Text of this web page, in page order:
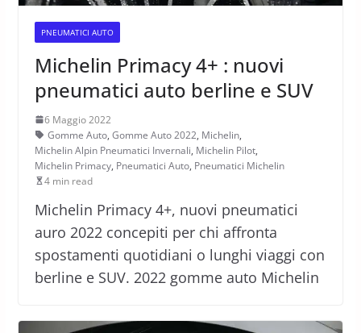
PNEUMATICI AUTO
Michelin Primacy 4+ : nuovi
pneumatici auto berline e SUV
6 Maggio 2022
Gomme Auto, Gomme Auto 2022, Michelin,
Michelin Alpin Pneumatici Invernali, Michelin Pilot,
Michelin Primacy, Pneumatici Auto, Pneumatici Michelin
4 min read
Michelin Primacy 4+, nuovi pneumatici
auro 2022 concepiti per chi affronta
spostamenti quotidiani o lunghi viaggi con
berline e SUV. 2022 gomme auto Michelin